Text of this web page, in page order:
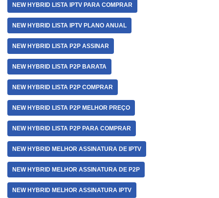
NEW HYBRID LISTA IPTV PARA COMPRAR
NEW HYBRID LISTA IPTV PLANO ANUAL
NEW HYBRID LISTA P2P ASSINAR
NEW HYBRID LISTA P2P BARATA
NEW HYBRID LISTA P2P COMPRAR
NEW HYBRID LISTA P2P MELHOR PREÇO
NEW HYBRID LISTA P2P PARA COMPRAR
NEW HYBRID MELHOR ASSINATURA DE IPTV
NEW HYBRID MELHOR ASSINATURA DE P2P
NEW HYBRID MELHOR ASSINATURA IPTV